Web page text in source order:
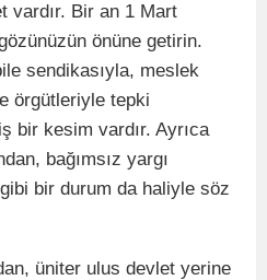
vardır. Bir an 1 Mart
önüne getirin.
sendikasıyla, meslek
örgütleriyle tepki
bir kesim vardır. Ayrıca
bağımsız yargı
gibi bir durum da haliyle söz
üniter ulus devlet yerine